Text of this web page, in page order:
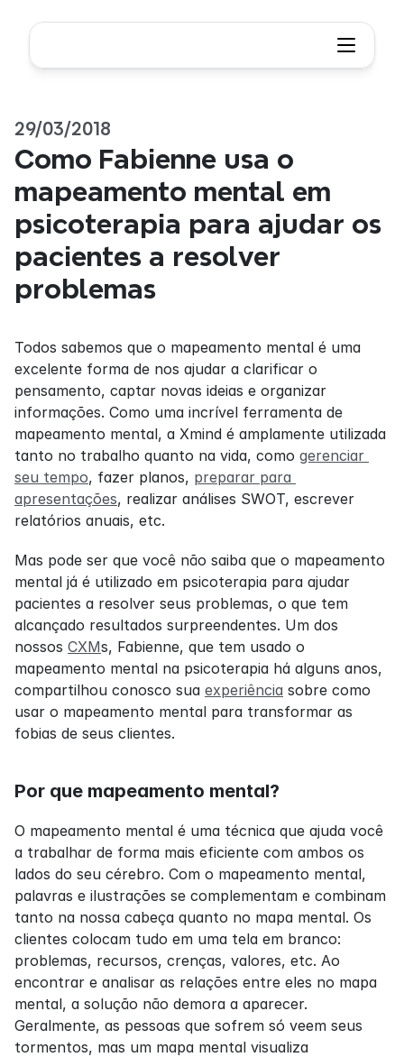
29/03/2018
Como Fabienne usa o
mapeamento mental em
psicoterapia para ajudar os
pacientes a resolver
problemas
Todos sabemos que o mapeamento mental é uma
excelente forma de nos ajudar a clarificar o
pensamento, captar novas ideias e organizar
informações. Como uma incrível ferramenta de
mapeamento mental, a Xmind é amplamente utilizada
tanto no trabalho quanto na vida, como gerenciar
seu tempo, fazer planos, preparar para
apresentações, realizar análises SWOT, escrever
relatórios anuais, etc.
Mas pode ser que você não saiba que o mapeamento
mental já é utilizado em psicoterapia para ajudar
pacientes a resolver seus problemas, o que tem
alcançado resultados surpreendentes. Um dos
nossos CXMs, Fabienne, que tem usado o
mapeamento mental na psicoterapia há alguns anos,
compartilhou conosco sua experiência sobre como
usar o mapeamento mental para transformar as
fobias de seus clientes.
Por que mapeamento mental?
O mapeamento mental é uma técnica que ajuda você
a trabalhar de forma mais eficiente com ambos os
lados do seu cérebro. Com o mapeamento mental,
palavras e ilustrações se complementam e combinam
tanto na nossa cabeça quanto no mapa mental. Os
clientes colocam tudo em uma tela em branco:
problemas, recursos, crenças, valores, etc. Ao
encontrar e analisar as relações entre eles no mapa
mental, a solução não demora a aparecer.
Geralmente, as pessoas que sofrem só veem seus
tormentos, mas um mapa mental visualiza